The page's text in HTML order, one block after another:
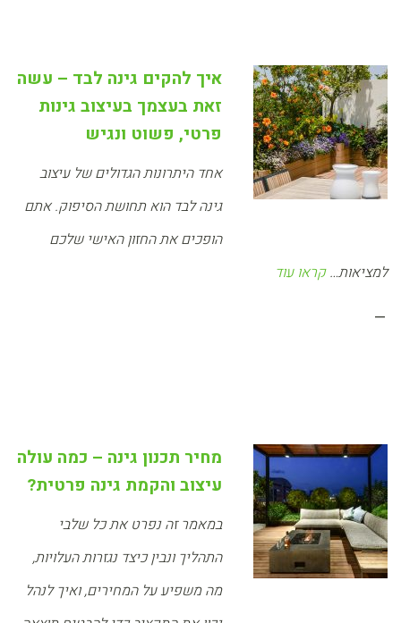
איך להקים גינה לבד – עשה
זאת בעצמך בעיצוב גינות
פרטי, פשוט ונגיש
אחד היתרונות הגדולים של עיצוב
גינה לבד הוא תחושת הסיפוק. אתם
הופכים את החזון האישי שלכם
למציאות…קראו עוד
–
מחיר תכנון גינה – כמה עולה
עיצוב והקמת גינה פרטית?
במאמר זה נפרט את כל שלבי
התהליך ונבין כיצד נגזרות העלויות,
מה משפיע על המחירים, ואיך לנהל